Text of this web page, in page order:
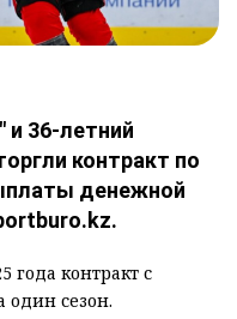
и 36-летний
контракт по
денежной
года контракт с
один сезон.